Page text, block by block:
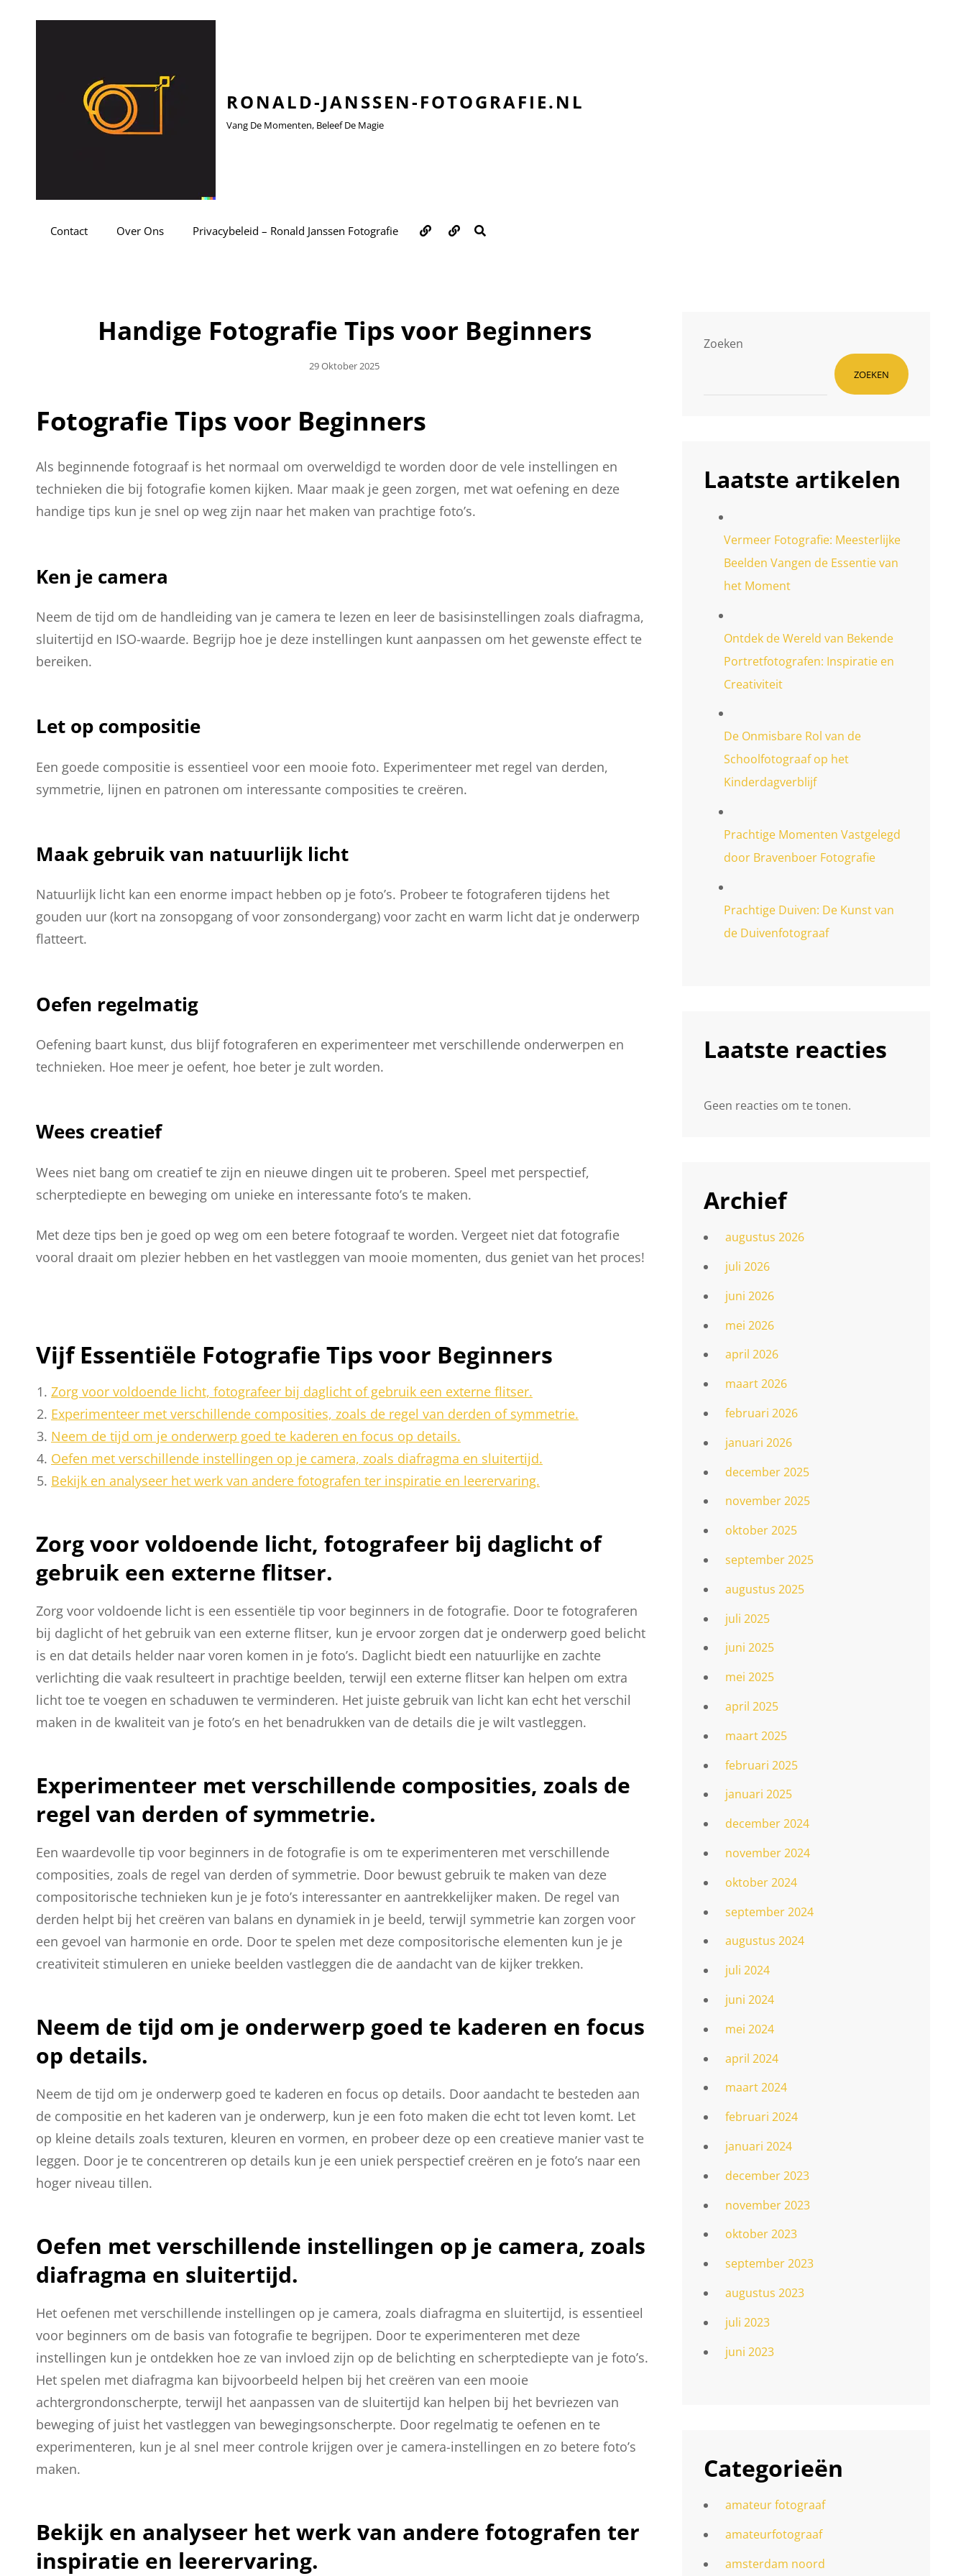
RONALD-JANSSEN-FOTOGRAFIE.NL
Vang De Momenten, Beleef De Magie
Contact Over Ons Privacybeleid – Ronald Janssen Fotografie Over
ons
Contact
Handige Fotografie Tips voor Beginners
Geplaatst
29 Oktober 2025
Fotografie Tips voor Beginners
Als beginnende fotograaf is het normaal om overweldigd te worden door de vele instellingen en
technieken die bij fotografie komen kijken. Maar maak je geen zorgen, met wat oefening en deze
handige tips kun je snel op weg zijn naar het maken van prachtige foto’s.
Ken je camera
Neem de tijd om de handleiding van je camera te lezen en leer de basisinstellingen zoals diafragma,
sluitertijd en ISO-waarde. Begrijp hoe je deze instellingen kunt aanpassen om het gewenste effect te
bereiken.
Let op compositie
Een goede compositie is essentieel voor een mooie foto. Experimenteer met regel van derden,
symmetrie, lijnen en patronen om interessante composities te creëren.
Maak gebruik van natuurlijk licht
Natuurlijk licht kan een enorme impact hebben op je foto’s. Probeer te fotograferen tijdens het
gouden uur (kort na zonsopgang of voor zonsondergang) voor zacht en warm licht dat je onderwerp
flatteert.
Oefen regelmatig
Oefening baart kunst, dus blijf fotograferen en experimenteer met verschillende onderwerpen en
technieken. Hoe meer je oefent, hoe beter je zult worden.
Wees creatief
Wees niet bang om creatief te zijn en nieuwe dingen uit te proberen. Speel met perspectief,
scherptediepte en beweging om unieke en interessante foto’s te maken.
Met deze tips ben je goed op weg om een betere fotograaf te worden. Vergeet niet dat fotografie
vooral draait om plezier hebben en het vastleggen van mooie momenten, dus geniet van het proces!
Vijf Essentiële Fotografie Tips voor Beginners
Zorg voor voldoende licht, fotografeer bij daglicht of gebruik een externe flitser.
Experimenteer met verschillende composities, zoals de regel van derden of symmetrie.
Neem de tijd om je onderwerp goed te kaderen en focus op details.
Oefen met verschillende instellingen op je camera, zoals diafragma en sluitertijd.
Bekijk en analyseer het werk van andere fotografen ter inspiratie en leerervaring.
Zorg voor voldoende licht, fotografeer bij daglicht of
gebruik een externe flitser.
Zorg voor voldoende licht is een essentiële tip voor beginners in de fotografie. Door te fotograferen
bij daglicht of het gebruik van een externe flitser, kun je ervoor zorgen dat je onderwerp goed belicht
is en dat details helder naar voren komen in je foto’s. Daglicht biedt een natuurlijke en zachte
verlichting die vaak resulteert in prachtige beelden, terwijl een externe flitser kan helpen om extra
licht toe te voegen en schaduwen te verminderen. Het juiste gebruik van licht kan echt het verschil
maken in de kwaliteit van je foto’s en het benadrukken van de details die je wilt vastleggen.
Experimenteer met verschillende composities, zoals de
regel van derden of symmetrie.
Een waardevolle tip voor beginners in de fotografie is om te experimenteren met verschillende
composities, zoals de regel van derden of symmetrie. Door bewust gebruik te maken van deze
compositorische technieken kun je je foto’s interessanter en aantrekkelijker maken. De regel van
derden helpt bij het creëren van balans en dynamiek in je beeld, terwijl symmetrie kan zorgen voor
een gevoel van harmonie en orde. Door te spelen met deze compositorische elementen kun je je
creativiteit stimuleren en unieke beelden vastleggen die de aandacht van de kijker trekken.
Neem de tijd om je onderwerp goed te kaderen en focus
op details.
Neem de tijd om je onderwerp goed te kaderen en focus op details. Door aandacht te besteden aan
de compositie en het kaderen van je onderwerp, kun je een foto maken die echt tot leven komt. Let
op kleine details zoals texturen, kleuren en vormen, en probeer deze op een creatieve manier vast te
leggen. Door je te concentreren op details kun je een uniek perspectief creëren en je foto’s naar een
hoger niveau tillen.
Oefen met verschillende instellingen op je camera, zoals
diafragma en sluitertijd.
Het oefenen met verschillende instellingen op je camera, zoals diafragma en sluitertijd, is essentieel
voor beginners om de basis van fotografie te begrijpen. Door te experimenteren met deze
instellingen kun je ontdekken hoe ze van invloed zijn op de belichting en scherptediepte van je foto’s.
Het spelen met diafragma kan bijvoorbeeld helpen bij het creëren van een mooie
achtergrondonscherpte, terwijl het aanpassen van de sluitertijd kan helpen bij het bevriezen van
beweging of juist het vastleggen van bewegingsonscherpte. Door regelmatig te oefenen en te
experimenteren, kun je al snel meer controle krijgen over je camera-instellingen en zo betere foto’s
maken.
Bekijk en analyseer het werk van andere fotografen ter
inspiratie en leerervaring.
Zoeken
ZOEKEN
Laatste artikelen
Vermeer Fotografie: Meesterlijke
Beelden Vangen de Essentie van
het Moment
Ontdek de Wereld van Bekende
Portretfotografen: Inspiratie en
Creativiteit
De Onmisbare Rol van de
Schoolfotograaf op het
Kinderdagverblijf
Prachtige Momenten Vastgelegd
door Bravenboer Fotografie
Prachtige Duiven: De Kunst van
de Duivenfotograaf
Laatste reacties
Geen reacties om te tonen.
Archief
augustus 2026
juli 2026
juni 2026
mei 2026
april 2026
maart 2026
februari 2026
januari 2026
december 2025
november 2025
oktober 2025
september 2025
augustus 2025
juli 2025
juni 2025
mei 2025
april 2025
maart 2025
februari 2025
januari 2025
december 2024
november 2024
oktober 2024
september 2024
augustus 2024
juli 2024
juni 2024
mei 2024
april 2024
maart 2024
februari 2024
januari 2024
december 2023
november 2023
oktober 2023
september 2023
augustus 2023
juli 2023
juni 2023
Categorieën
amateur fotograaf
amateurfotograaf
amsterdam noord